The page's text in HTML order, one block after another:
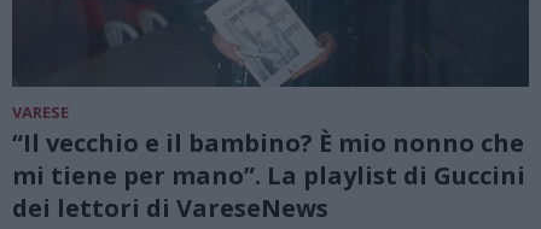
VARESE
“Il vecchio e il bambino? È mio nonno che
mi tiene per mano”. La playlist di Guccini
dei lettori di VareseNews